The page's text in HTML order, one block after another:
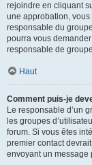
rejoindre en cliquant
une approbation,
responsable du
pourra vous
responsable de
Haut
Comment puis-je
Le responsable d’un
les groupes
forum. Si vous êtes
premier contact
envoyant un message